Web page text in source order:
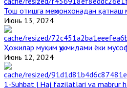
Тош отишга меҳмонхонадан қатнаш
Июнь 13, 2024
Ҳожилар муқим ҳукмидами ёки
Июнь 12, 2024
1-Suhbat | Haj fazilatlari va mabrur